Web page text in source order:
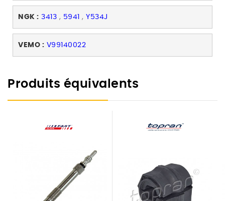
NGK : 3413 , 5941 , Y534J
VEMO : V99140022
Produits équivalents